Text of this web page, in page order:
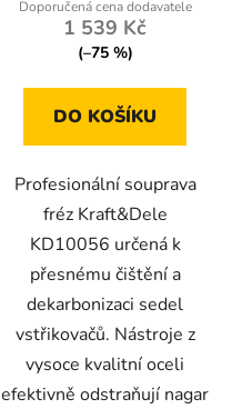
1 539 Kč
(–75 %)
DO KOŠÍKU
Profesionální souprava
fréz Kraft&Dele
KD10056 určená k
přesnému čištění a
dekarbonizaci sedel
vstřikovačů. Nástroje z
vysoce kvalitní oceli
efektivně odstraňují nagar